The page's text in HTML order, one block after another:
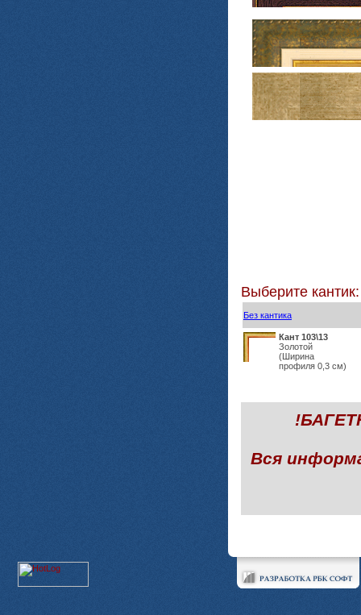
Выберите кантик:
Без кантика
Кант 103\13
Золотой
(Ширина
профиля 0,3 см)
Вся